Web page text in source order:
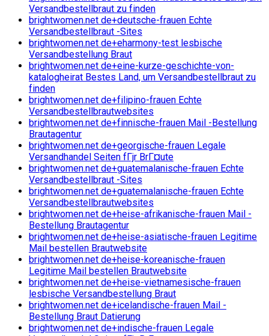
Versandbestellbraut zu finden
brightwomen.net de+deutsche-frauen Echte
Versandbestellbraut -Sites
brightwomen.net de+eharmony-test lesbische
Versandbestellung Braut
brightwomen.net de+eine-kurze-geschichte-von-
katalogheirat Bestes Land, um Versandbestellbraut zu
finden
brightwomen.net de+filipino-frauen Echte
Versandbestellbrautwebsites
brightwomen.net de+finnische-frauen Mail -Bestellung
Brautagentur
brightwomen.net de+georgische-frauen Legale
Versandhandel Seiten fГјr BrГ¤ute
brightwomen.net de+guatemalanische-frauen Echte
Versandbestellbraut -Sites
brightwomen.net de+guatemalanische-frauen Echte
Versandbestellbrautwebsites
brightwomen.net de+heise-afrikanische-frauen Mail -
Bestellung Brautagentur
brightwomen.net de+heise-asiatische-frauen Legitime
Mail bestellen Brautwebsite
brightwomen.net de+heise-koreanische-frauen
Legitime Mail bestellen Brautwebsite
brightwomen.net de+heise-vietnamesische-frauen
lesbische Versandbestellung Braut
brightwomen.net de+icelandische-frauen Mail -
Bestellung Braut Datierung
brightwomen.net de+indische-frauen Legale